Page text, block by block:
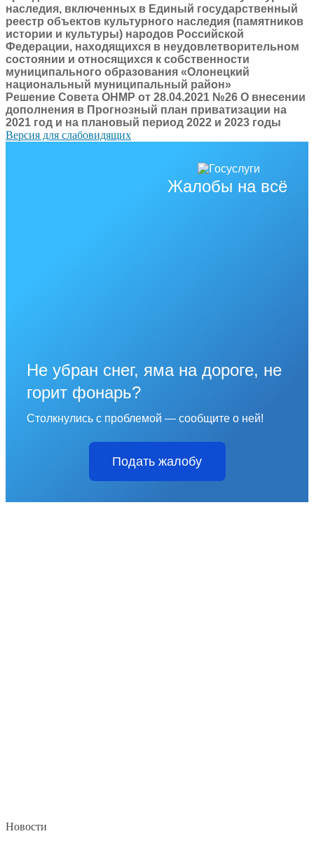
наследия, включенных в Единый государственный
реестр объектов культурного наследия (памятников
истории и культуры) народов Российской
Федерации, находящихся в неудовлетворительном
состоянии и относящихся к собственности
муниципального образования «Олонецкий
национальный муниципальный район»
Решение Совета ОНМР от 28.04.2021 №26 О внесении
дополнения в Прогнозный план приватизации на
2021 год и на плановый период 2022 и 2023 годы
Версия для слабовидящих
Жалобы на всё
Не убран снег, яма на дороге, не
горит фонарь?
Столкнулись с проблемой — сообщите о ней!
Подать жалобу
Новости